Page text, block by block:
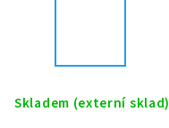
Skladem (externí sklad)